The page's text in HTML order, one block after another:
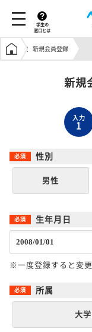
学生の
窓口とは
学生の窓口トップ
新規会員登録
新規
入力
1
性別
男性
生年月日
※一度登録すると変
所属
大